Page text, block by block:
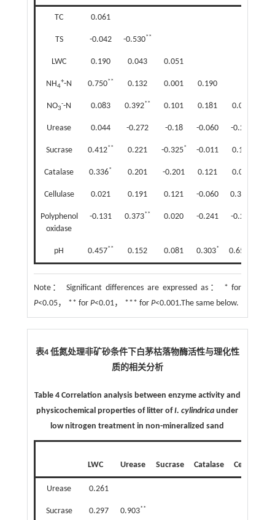
TC 0.061
TS -0.042 -0.530**
LWC 0.190 0.043 0.051
NH4
+-N 0.750** 0.132 0.001 0.190
NO3
--N 0.083 0.392** 0.101 0.181 0.090
Urease 0.044 -0.272 -0.18 -0.060 -0.251
Sucrase 0.412** 0.221 -0.325* -0.011 0.151
Catalase 0.336* 0.201 -0.201 0.121 0.070
Cellulase 0.021 0.191 0.121 -0.060 0.318
Polyphenol
oxidase
-0.131 0.373** 0.020 -0.241 -0.251
pH 0.457** 0.152 0.081 0.303* 0.653
Note：
Significant differences are expressed as： * for
P<0.05， ** for P<0.01， *** for P<0.001.The same below.
表4 低氮处理非矿砂条件下白茅枯落物酶活性与理化性
质的相关分析
Table 4 Correlation analysis between enzyme activity and
physicochemical properties of litter ofI. cylindrica under
low nitrogen treatment in non-mineralized sand
LWC Urease Sucrase Catalase Cellulase
Urease 0.261
Sucrase 0.297 0.903**